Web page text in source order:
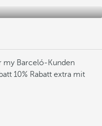
my Barceló-Kunden
10% Rabatt extra mit